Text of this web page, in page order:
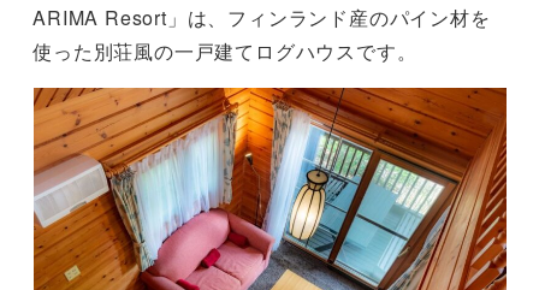
ARIMA Resort」は、フィンランド産のパイン材を
使った別荘風の一戸建てログハウスです。